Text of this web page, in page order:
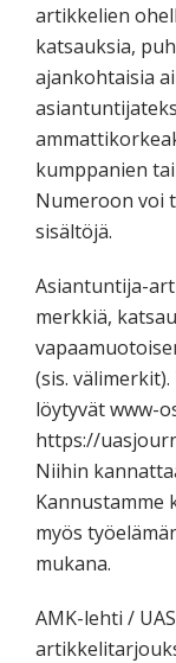
artikkelien
katsauksia,
ajankohtaisia
kumppanien
Numeroon voi
sisältöjä.
Asiantuntija-
merkkiä,
(sis.
löytyvät www-
https://
Niihin
Kannustamme
myös
mukana.
AMK-lehti /